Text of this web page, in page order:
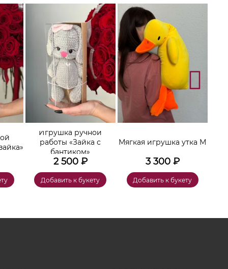
Игрушка ручной
работы «Зайка с
бантиком»
2 500₽
Добавить к букету
Мягкая игрушка утка М
3 300₽
Добавить к букету